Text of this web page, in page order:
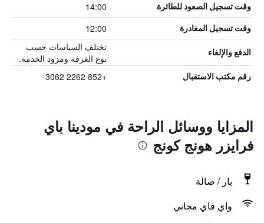
وقت تسجيل الصعود للطائرة 14:00
وقت تسجيل المغادرة 12:00
الدفع والإلغاء
تختلف السياسات حسب
نوع الغرفة ومزود الخدمة.
رقم مكتب الاستقبال +852 2262 3062
المزايا ووسائل الراحة في مودينا باي
فرايزر هونج كونج
بار / صالة
واي فاي مجاني